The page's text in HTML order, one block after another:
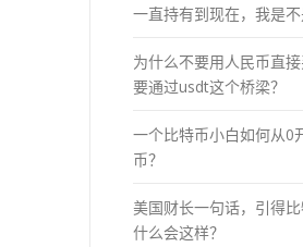
一直持有到现在，我是不
为什么不要用人民币直
要通过usdt这个桥梁？
一个比特币小白如何从0
币？
美国财长一句话，引得
什么会这样？